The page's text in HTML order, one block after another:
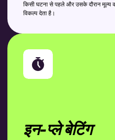
किसी घटना से पहले और उसके दौरान मूल्य
विकल्प देता है।
इन-प्ले बेटिंग